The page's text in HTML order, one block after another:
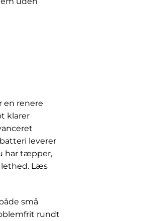
en renere
klarer
leverer
har tæpper,
lethed. Læs
små
rundt